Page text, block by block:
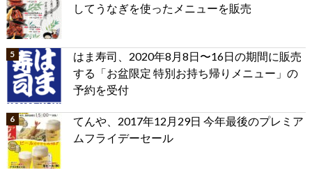
してうなぎを使ったメニューを販売
はま寿司、2020年8月8日〜16日の期間に販売
する「お盆限定 特別お持ち帰りメニュー」の
予約を受付
てんや、2017年12月29日 今年最後のプレミア
ムフライデーセール